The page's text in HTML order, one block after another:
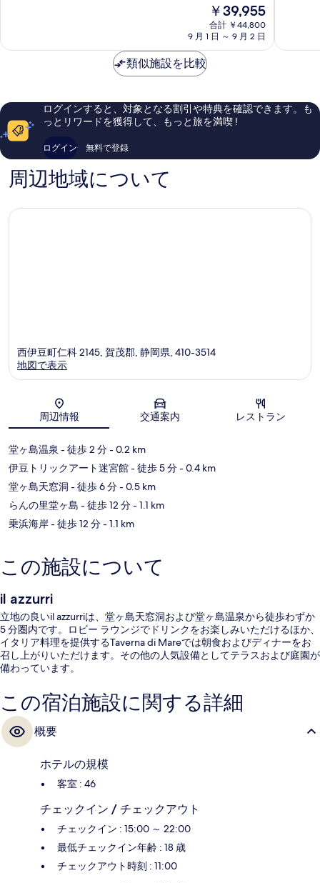
高
ら
い、
口
86
件
の
現
在
の
￥39,955
合計 ￥44,800
9 月 1 日 ～ 9 月 2 日
郡
て
口
コ
類似施設を比較
ログインすると、対象となる割引や特典を確認できます。も
っとリワードを獲得して、もっと旅を満喫 !
ログイン 無料で登録
周辺地域について
地図
西伊豆町仁科 2145, 賀茂郡, 静岡県, 410-3514
地図で表示
周辺情報 交通案内 レストラン
堂ヶ島温泉 - 徒歩 2 分- 0.2 km
伊豆トリックアート迷宮館- 徒歩 5 分- 0.4 km
堂ヶ島天窓洞 - 徒歩 6 分- 0.5 km
らんの里堂ヶ島 - 徒歩 12 分- 1.1 km
乗浜海岸- 徒歩 12 分- 1.1 km
この施設について
il azzurri
立地の良いil azzurriは、堂ヶ島天窓洞および堂ヶ島温泉から徒歩わずか
5 分圏内です。ロビー ラウンジでドリンクをお楽しみいただけるほか、
イタリア料理を提供するTaverna di Mareでは朝食およびディナーをお
召し上がりいただけます。その他の人気設備としてテラスおよび庭園が
備わっています。
この宿泊施設に関する詳細
概要
ホテルの規模
客室 : 46
チェックイン / チェックアウト
チェックイン : 15:00 ～ 22:00
最低チェックイン年齢 : 18 歳
チェックアウト時刻 : 11:00